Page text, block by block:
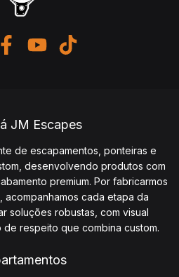
JM Escapes
de escapamentos, ponteiras e
desenvolvendo produtos com
premium. Por fabricarmos
acompanhamos cada etapa da
soluções robustas, com visual
respeito que combina custom.